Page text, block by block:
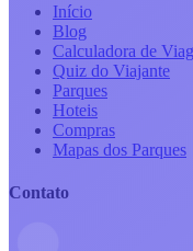
Início
Blog
Calculadora de
Quiz do Viajante
Parques
Hoteis
Compras
Mapas dos Parques
Contato